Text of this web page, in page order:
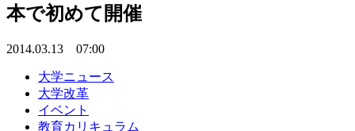
本で初めて開催
2014.03.13 07:00
大学ニュース
大学改革
イベント
教育カリキュラム